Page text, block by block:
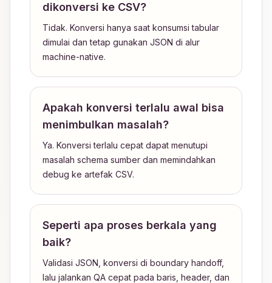
dikonversi ke CSV?
Tidak. Konversi hanya saat konsumsi tabular
dimulai dan tetap gunakan JSON di alur
machine-native.
Apakah konversi terlalu awal bisa
menimbulkan masalah?
Ya. Konversi terlalu cepat dapat menutupi
masalah schema sumber dan memindahkan
debug ke artefak CSV.
Seperti apa proses berkala yang
baik?
Validasi JSON, konversi di boundary handoff,
lalu jalankan QA cepat pada baris, header, dan